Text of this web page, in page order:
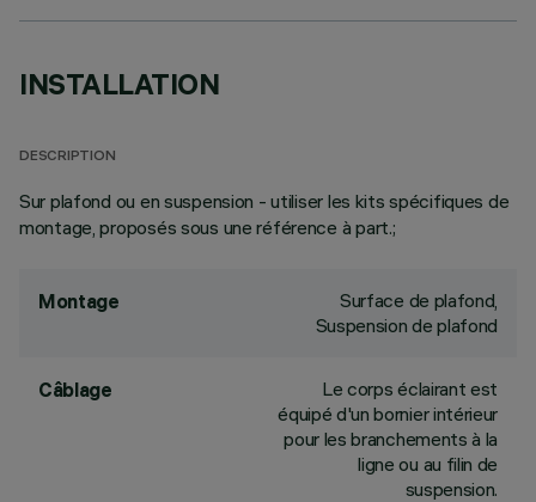
INSTALLATION
DESCRIPTION
Sur plafond ou en suspension - utiliser les kits spécifiques de
montage, proposés sous une référence à part.;
Montage
Surface de plafond,
Suspension de plafond
Câblage
Le corps éclairant est
équipé d'un bornier intérieur
pour les branchements à la
ligne ou au filin de
suspension.